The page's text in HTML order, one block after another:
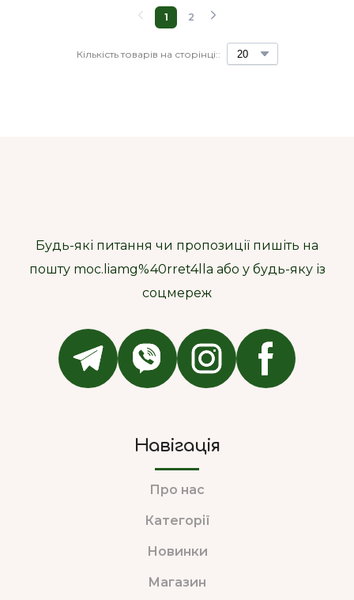
Кількість товарів на сторінці::
1 2
Будь-які питання чи пропозиції пишіть на
пошту moc.liamg%40rret4lla або у будь-яку із
соцмереж
Навігація
Про нас
Категорії
Новинки
Магазин